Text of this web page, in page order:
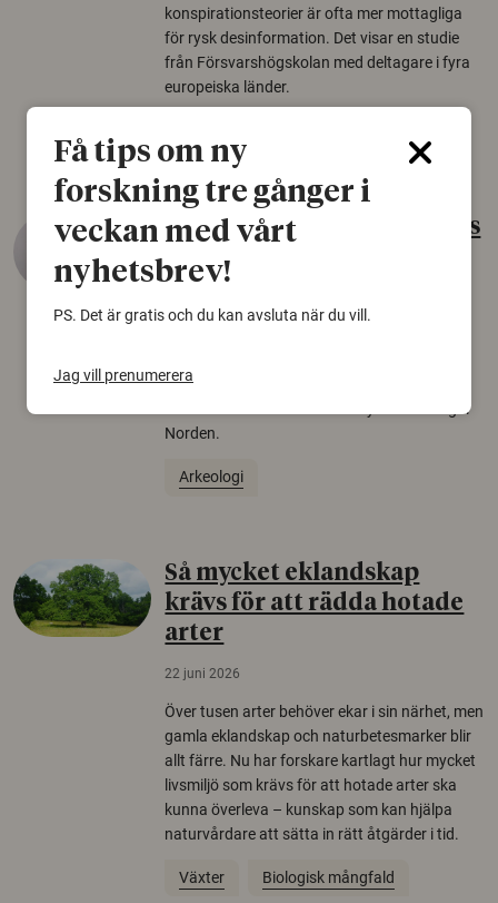
konspirationsteorier är ofta mer mottagliga
för rysk desinformation. Det visar en studie
från Försvarshögskolan med deltagare i fyra
europeiska länder.
Gammalt skinn var Sveriges
äldsta sko
gammal sko. Fyndet bär spår av romerskt
skomode och beskrivs som mycket ovanligt i
Norden.
Arkeologi
Så mycket eklandskap
krävs för att rädda hotade
arter
22 juni 2026
Över tusen arter behöver ekar i sin närhet, men
gamla eklandskap och naturbetesmarker blir
allt färre. Nu har forskare kartlagt hur mycket
livsmiljö som krävs för att hotade arter ska
kunna överleva – kunskap som kan hjälpa
naturvårdare att sätta in rätt åtgärder i tid.
Växter Biologisk mångfald
Få tips om ny
forskning tre gånger i
veckan med vårt
nyhetsbrev!
PS. Det är gratis och du kan avsluta när du vill.
Jag vill prenumerera